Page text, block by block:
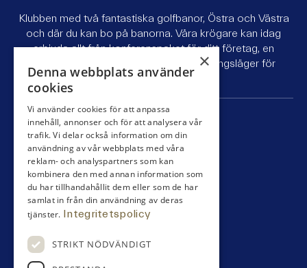
Klubben med två fantastiska golfbanor, Östra och Västra
och där du kan bo på banorna. Våra krögare kan idag
erbjuda allt från konferenspaket för ditt företag, en
golfhelg med kompisgänget till ett träningsläger för
juniorlaget.
SNABBLÄNKAR
Bli medlem
Tävling
Boende
Äta
Klubben
Pro / shop
Spela
×
Denna webbplats använder
cookies
Vi använder cookies för att anpassa
innehåll, annonser och för att analysera vår
trafik. Vi delar också information om din
användning av vår webbplats med våra
reklam- och analyspartners som kan
kombinera den med annan information som
du har tillhandahållit dem eller som de har
samlat in från din användning av deras
tjänster. Integritetspolicy
STRIKT NÖDVÄNDIGT